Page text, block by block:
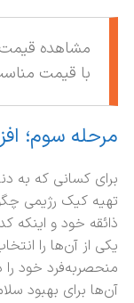
مشاهده
با قیمت
مرحله سوم؛
برای کسانی که به
تهیه کیک رژیمی
ذائقه خود و اینکه
یکی از آن‌ها را
منحصربه‌فرد خود را
آن‌ها برای بهبود